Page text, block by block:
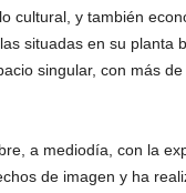
cultural, y también
situadas en su planta
singular, con más de
a mediodía, con la
de imagen y ha